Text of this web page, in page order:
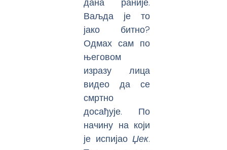
Ваљда је то
јако битно?
Одмах сам по
његовом
изразу лица
видео да се
смртно
досађује. По
начину на који
је испијаоЏек.